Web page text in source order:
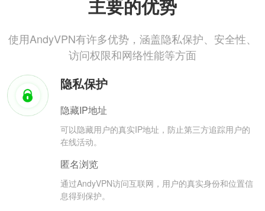
主要的优势
使用AndyVPN有许多优势，涵盖隐私保护、安全性、
访问权限和网络性能等方面
隐私保护
隐藏IP地址
可以隐藏用户的真实IP地址，防止第三方追踪用户的
在线活动。
匿名浏览
通过AndyVPN访问互联网，用户的真实身份和位置信
息得到保护。